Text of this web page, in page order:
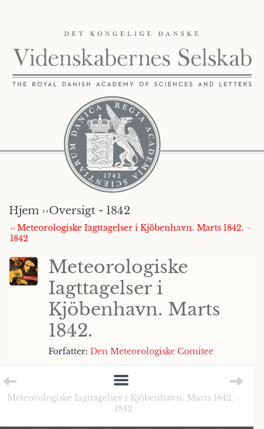
Hjem ››Oversigt - 1842
›› Meteorologiske Iagttagelser i Kjöbenhavn. Marts 1842. -
1842
Meteorologiske
Iagttagelser i
Kjöbenhavn. Marts
1842.
Forfatter: Den Meteorologiske Comitee
Meteorologiske Iagttagelser i Kjöbenhavn. Marts 1842. -
1842